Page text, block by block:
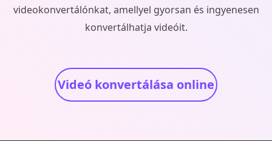
videokonvertálónkat, amellyel gyorsan és ingyenesen
konvertálhatja videóit.
Videó konvertálása online